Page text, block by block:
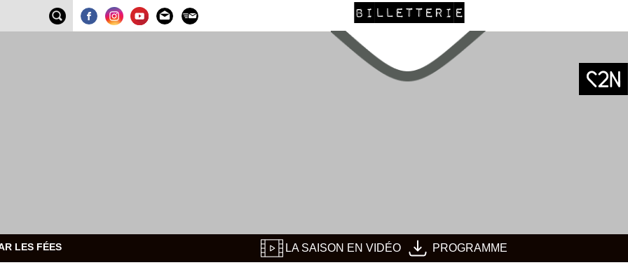
BILLETTERIE
LES FÉES LA SAISON EN VIDÉO PROGRAMME